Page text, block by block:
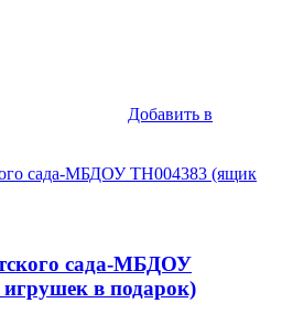
Добавить в
сада-МБДОУ
в подарок)